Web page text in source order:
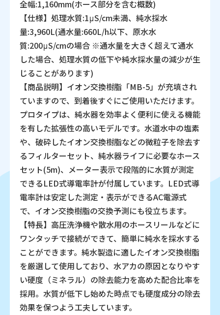
全幅:1,160mm(ホース部分を含む概数)
【仕様】処理水質:1μS/cm未満、純水採水
量:3,960L(通水量:660L/h以下、原水水
質:200μS/cmの場合 ※通水量を大きく超えて通水
した場合、処理水質の低下や純水採水量の減少が生
じることがあります)
【商品説明】イオン交換樹脂「MB-5」が充填され
ていますので、到着後すぐにご使用いただけます。
プロタイプは、純水器を効率よく便利に使える機能
を有した拡張性の高いモデルです。水道水中の塩素
や、破砕したイオン交換樹脂などの微粒子を除去す
るフィルターセット、純水器ライフに必要なホース
セット(5m)、メーター表示で段階的に水質が測定
できるLED式導電率計が付属しています。LED式導
電率計は安定した測定・表示ができるAC電源式
で、イオン交換樹脂の交換予測にも役立ちます。
【特長】高圧洗浄機や散水用のホースリールなどに
ワンタッチで接続ができて、簡単に純水を採水する
ことができます。純水製造に適したイオン交換樹脂
を厳選して使用しており、水アカの原因となりやす
い硬度（ミネラル）の除去能力を高めた配合比率を
採用。水質が低下し始めた時点でも硬度成分の除去
効果を保つよう工夫しています。